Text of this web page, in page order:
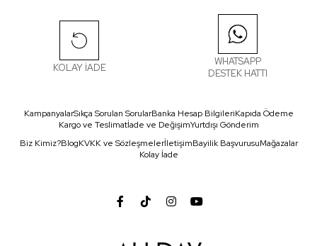
KOLAY İADE
WHATSAPP
DESTEK HATTI
KampanyalarSıkça Sorulan SorularBanka Hesap BilgileriKapıda Ödeme
Kargo ve Teslimatİade ve DeğişimYurtdışı Gönderim
Biz Kimiz?BlogKVKK ve SözleşmelerİletişimBayilik BaşvurusuMağazalar
Kolay İade